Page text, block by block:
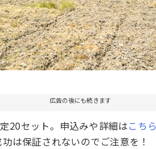
広告の後にも続きます
20セット。申込みや詳細はこちら
は保証されないのでご注意を！